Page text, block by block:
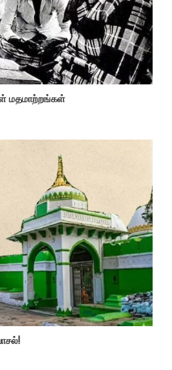
மதமாற்றங்கள்